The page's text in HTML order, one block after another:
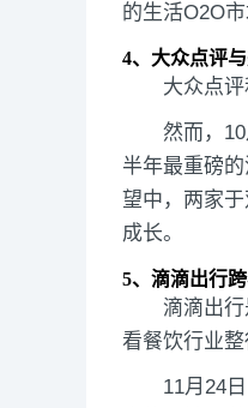
的生活O2O
4、 大众点评
大众点
然而，
半年最重磅
望中，两家
成长。
5、滴滴出行
滴滴出
看餐饮行业整
11月24